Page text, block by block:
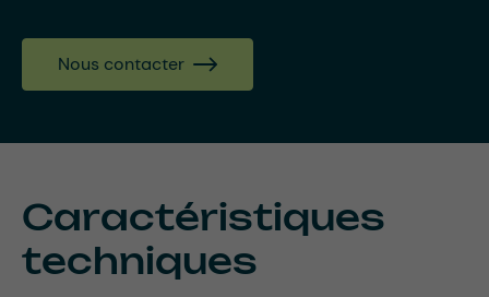
Nous contacter
Caractéristiques
techniques